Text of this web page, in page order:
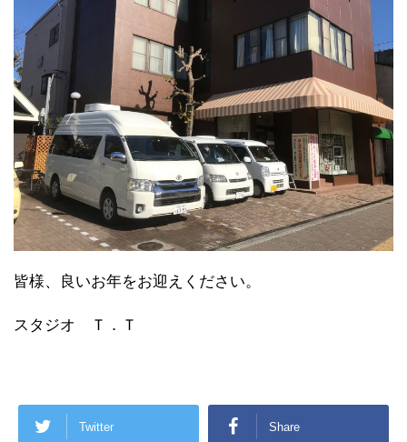
皆様、良いお年をお迎えください。
スタジオ Ｔ．Ｔ
Twitter Share